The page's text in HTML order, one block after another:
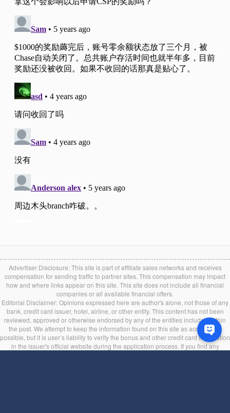
Advertiser Disclosure: This site is part of affiliate sales networks and receives
compensation for sending traffic to partner sites. This compensation may impact
how and where links appear on this site. This site does not include all financial
companies or all available financial offers.
Editorial Disclaimer: Opinions expressed here are author's alone, not those of any
bank, credit card issuer, hotel, airline, or other entity. This content has not been
reviewed, approved or otherwise endorsed by any of the entities included within
the post. We attempt to keep the information found on this site as accurate as
possible, but it is user’s liability to verify the bonus and other credit card information
in the issuer's official website during the application process. If you find any